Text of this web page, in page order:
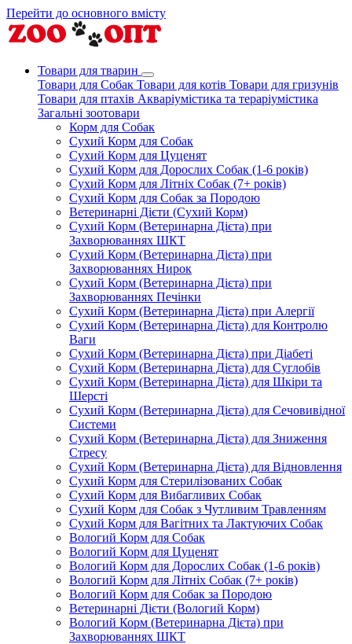
Перейти до основного вмісту
Товари для тварин
Товари для Собак Товари для котів Товари для гризунів
Товари для птахів Акваріумістика та тераріумістика
Загальні зоотовари
Корм для Собак
Сухий Корм для Собак
Сухий Корм для Цуценят
Сухий Корм для Дорослих Собак (1-6 років)
Сухий Корм для Літніх Собак (7+ років)
Сухий Корм для Собак за Породою
Ветеринарні Дієти (Сухий Корм)
Сухий Корм (Ветеринарна Дієта) при
Захворюваннях ШКТ
Сухий Корм (Ветеринарна Дієта) при
Захворюваннях Нирок
Сухий Корм (Ветеринарна Дієта) при
Захворюваннях Печінки
Сухий Корм (Ветеринарна Дієта) при Алергії
Сухий Корм (Ветеринарна Дієта) для Контролю
Ваги
Сухий Корм (Ветеринарна Дієта) при Діабеті
Сухий Корм (Ветеринарна Дієта) для Суглобів
Сухий Корм (Ветеринарна Дієта) для Шкіри та
Шерсті
Сухий Корм (Ветеринарна Дієта) для Сечовивідної
Системи
Сухий Корм (Ветеринарна Дієта) для Зниження
Стресу
Сухий Корм (Ветеринарна Дієта) для Відновлення
Сухий Корм для Стерилізованих Собак
Сухий Корм для Вибагливих Собак
Сухий Корм для Собак з Чутливим Травленням
Сухий Корм для Вагітних та Лактуючих Собак
Вологий Корм для Собак
Вологий Корм для Цуценят
Вологий Корм для Дорослих Собак (1-6 років)
Вологий Корм для Літніх Собак (7+ років)
Вологий Корм для Собак за Породою
Ветеринарні Дієти (Вологий Корм)
Вологий Корм (Ветеринарна Дієта) при
Захворюваннях ШКТ